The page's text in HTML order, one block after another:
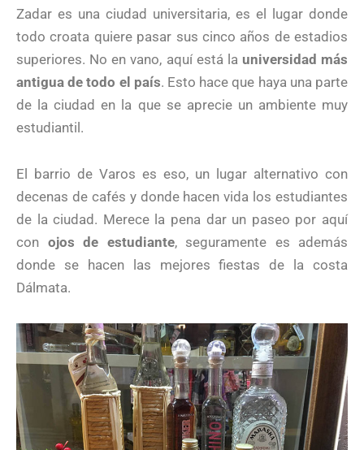
Zadar es una ciudad universitaria, es el lugar donde
todo croata quiere pasar sus cinco años de estadios
superiores. No en vano, aquí está la universidad más
antigua de todo el país. Esto hace que haya una parte
de la ciudad en la que se aprecie un ambiente muy
estudiantil.
El barrio de Varos es eso, un lugar alternativo con
decenas de cafés y donde hacen vida los estudiantes
de la ciudad. Merece la pena dar un paseo por aquí
con ojos de estudiante, seguramente es además
donde se hacen las mejores fiestas de la costa
Dálmata.